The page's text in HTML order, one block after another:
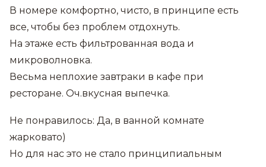
В номере комфортно, чисто, в принципе есть
все, чтобы без проблем отдохнуть.
На этаже есть фильтрованная вода и
микроволновка.
Весьма неплохие завтраки в кафе при
ресторане. Оч.вкусная выпечка.
Не понравилось: Да, в ванной комнате
жарковато)
Но для нас это не стало принципиальным